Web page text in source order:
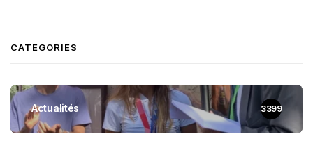
CATEGORIES
Actualités 3399